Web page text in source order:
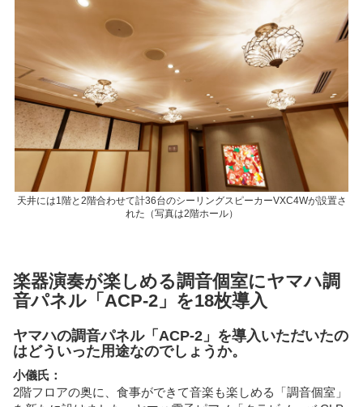
天井には1階と2階合わせて計36台のシーリングスピーカーVXC4Wが設置さ
れた（写真は2階ホール）
楽器演奏が楽しめる調音個室にヤマハ調
音パネル「ACP-2」を18枚導入
ヤマハの調音パネル「ACP-2」を導入いただいたの
はどういった用途なのでしょうか。
小儀氏：
2階フロアの奥に、食事ができて音楽も楽しめる「調音個室」